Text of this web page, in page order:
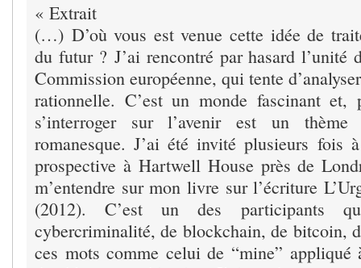
« Extrait
(…) D’où vous est venue cette idée de
du futur ? J’ai rencontré par hasard l’unité
Commission européenne, qui tente
rationnelle. C’est un monde fascinant et,
s’interroger sur l’avenir est un thème
romanesque. J’ai été invité plusieurs fois
prospective à Hartwell House près de
m’entendre sur mon livre sur l’écriture
(2012). C’est un des participants
cybercriminalité, de blockchain, de bitcoin,
ces mots comme celui de “mine”